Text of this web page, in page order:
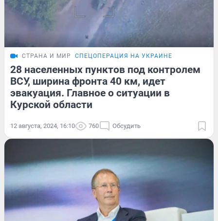
СТРАНА И МИР СПЕЦОПЕРАЦИЯ НА УКРАИНЕ
28 населенных пунктов под контролем
ВСУ, ширина фронта 40 км, идет
эвакуация. Главное о ситуации в
Курской области
12 августа, 2024, 16:10 760 Обсудить